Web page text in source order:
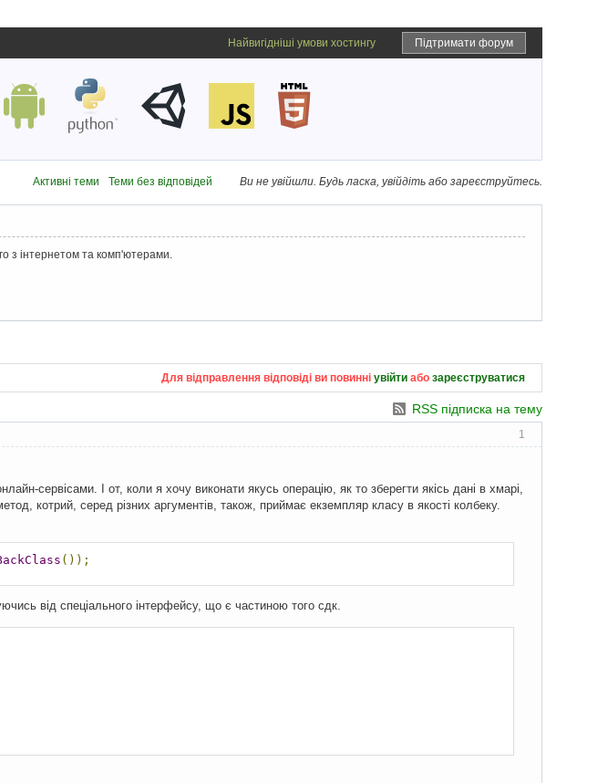
Підтримати форум
Найвигідніші умови хостингу
Ви не увійшли. Будь ласка, увійдіть або зареєструйтесь.
Активні теми Теми без відповідей
з інтернетом та комп'ютерами.
Для відправлення відповіді ви повинні увійти або зареєструватися
RSS підписка на тему
1
сервісами. І от, коли я хочу виконати якусь операцію, як то зберегти якісь дані в хмарі,
котрий, серед різних аргументів, також, приймає екземпляр класу в якості колбеку.
());
від спеціального інтерфейсу, що є частиною того сдк.